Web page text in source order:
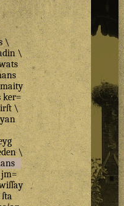
\
\
ker=
\
\
jm=
ſta